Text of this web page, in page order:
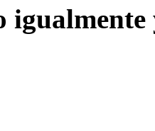
igualmente